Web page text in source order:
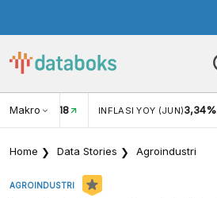
Makro
USD/IDR 18 INFLASI YOY (JUN)3,34%
Home Data Stories Agroindustri
AGROINDUSTRI